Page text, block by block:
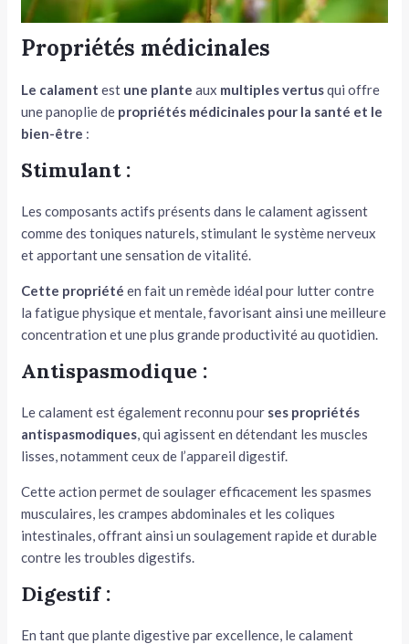
Propriétés médicinales
Le calament est une plante aux multiples vertusqui offre
une panoplie de propriétés médicinales pour la santé et le
bien-être :
Stimulant :
Les composants actifs présents dans le calament agissent
comme des toniques naturels, stimulant le système nerveux
et apportant une sensation de vitalité.
Cette propriété en fait un remède idéal pour lutter contre
la fatigue physique et mentale, favorisant ainsi une meilleure
concentration et une plus grande productivité au quotidien.
Antispasmodique :
Le calament est également reconnu pour ses propriétés
antispasmodiques , qui agissent en détendant les muscles
lisses, notamment ceux de l’appareil digestif.
Cette action permet de soulager efficacement les spasmes
musculaires, les crampes abdominales et les coliques
intestinales, offrant ainsi un soulagement rapide et durable
contre les troubles digestifs.
Digestif :
En tant que plante digestive par excellence, le calament